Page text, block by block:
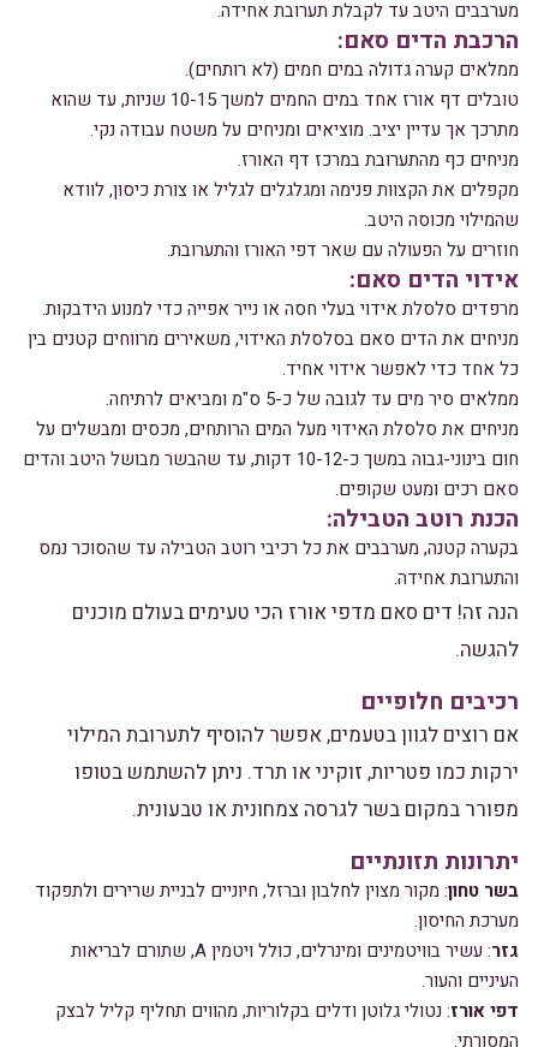
מערבבים היטב עד לקבלת תערובת אחידה.
הרכבת הדים סאם:
ממלאים קערה גדולה במים חמים (לא רותחים).
טובלים דף אורז אחד במים החמים למשך 10-15 שניות, עד שהוא
מתרכך אך עדיין יציב. מוציאים ומניחים על משטח עבודה נקי.
מניחים כף מהתערובת במרכז דף האורז.
מקפלים את הקצוות פנימה ומגלגלים לגליל או צורת כיסון, לוודא
שהמילוי מכוסה היטב.
חוזרים על הפעולה עם שאר דפי האורז והתערובת.
אידוי הדים סאם:
מרפדים סלסלת אידוי בעלי חסה או נייר אפייה כדי למנוע הידבקות.
מניחים את הדים סאם בסלסלת האידוי, משאירים מרווחים קטנים בין
כל אחד כדי לאפשר אידוי אחיד.
ממלאים סיר מים עד לגובה של כ-5 ס"מ ומביאים לרתיחה.
מניחים את סלסלת האידוי מעל המים הרותחים, מכסים ומבשלים על
חום בינוני-גבוה במשך כ-10-12 דקות, עד שהבשר מבושל היטב והדים
סאם רכים ומעט שקופים.
הכנת רוטב הטבילה:
בקערה קטנה, מערבבים את כל רכיבי רוטב הטבילה עד שהסוכר נמס
והתערובת אחידה.
הנה זה! דים סאם מדפי אורז הכי טעימים בעולם מוכנים
להגשה.
רכיבים חלופיים
אם רוצים לגוון בטעמים, אפשר להוסיף לתערובת המילוי
ירקות כמו פטריות, זוקיני או תרד. ניתן להשתמש בטופו
מפורר במקום בשר לגרסה צמחונית או טבעונית.
יתרונות תזונתיים
בשר טחון: מקור מצוין לחלבון וברזל, חיוניים לבניית שרירים ולתפקוד
מערכת החיסון.
גזר
: עשיר בוויטמינים ומינרלים, כולל ויטמין A, שתורם לבריאות
העיניים והעור.
דפי אורז: נטולי גלוטן ודלים בקלוריות, מהווים תחליף קליל לבצק
המסורתי.